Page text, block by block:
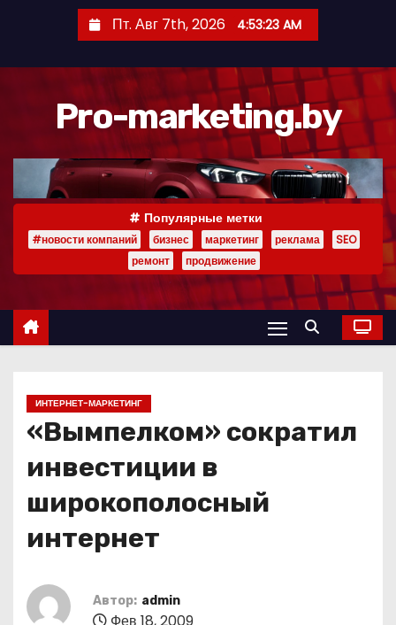
р
Пт. Авг 7th, 2026 4:53:24 AM
Pro-marketing.by
Популярные метки
#новости компаний бизнес маркетинг реклама
SEO
ремонт
продвижение
ИНТЕРНЕТ-МАРКЕТИНГ
«Вымпелком» сократил
инвестиции в
широкополосный
интернет
Автор: admin